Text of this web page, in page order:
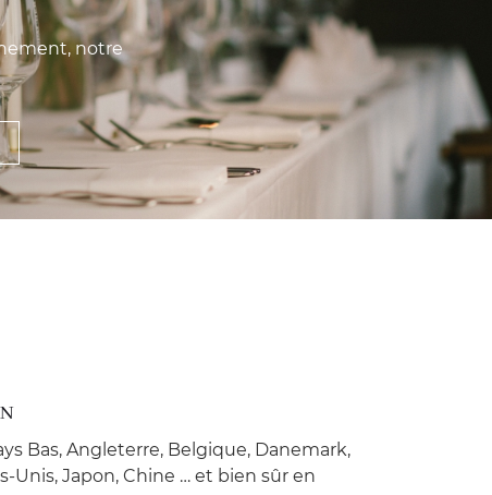
notre
Bas, Angleterre, Belgique, Danemark,
Unis, Japon, Chine … et bien sûr en